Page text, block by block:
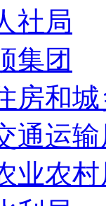
社局
集团
房和
通运输
业农村